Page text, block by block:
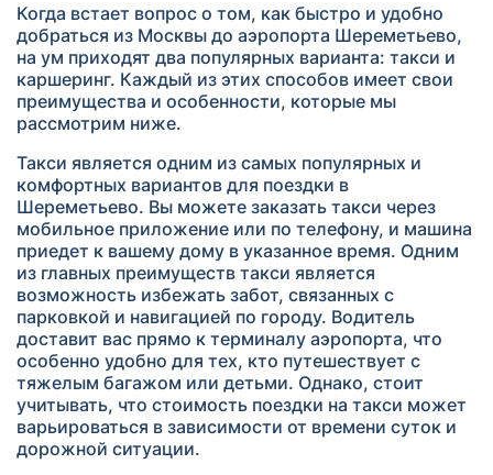
Когда встает вопрос о том, как быстро и удобно
добраться из Москвы до аэропорта Шереметьево,
на ум приходят два популярных варианта: такси и
каршеринг. Каждый из этих способов имеет свои
преимущества и особенности, которые мы
рассмотрим ниже.
Такси является одним из самых популярных и
комфортных вариантов для поездки в
Шереметьево. Вы можете заказать такси через
мобильное приложение или по телефону, и машина
приедет к вашему дому в указанное время. Одним
из главных преимуществ такси является
возможность избежать забот, связанных с
парковкой и навигацией по городу. Водитель
доставит вас прямо к терминалу аэропорта, что
особенно удобно для тех, кто путешествует с
тяжелым багажом или детьми. Однако, стоит
учитывать, что стоимость поездки на такси может
варьироваться в зависимости от времени суток и
дорожной ситуации.